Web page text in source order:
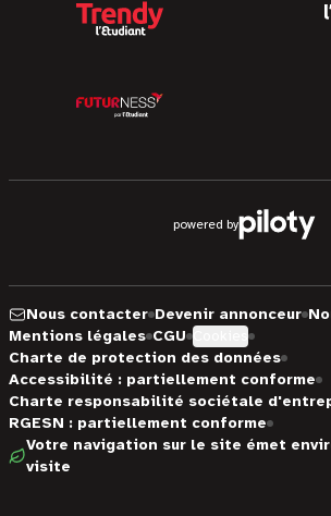
powered by
Nous contacter Devenir annonceur
Mentions légales CGU
Charte de protection des données
Accessibilité : partiellement conforme
Charte responsabilité sociétale
RGESN : partiellement conforme
Votre navigation sur le site émet
visite